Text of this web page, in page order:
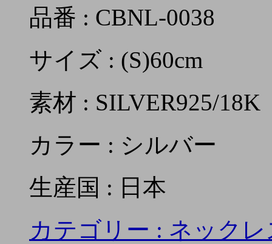
品番 : CBNL-0038
サイズ : (S)60cm
素材 : SILVER925/18K
カラー : シルバー
生産国 : 日本
カテゴリー : ネックレ